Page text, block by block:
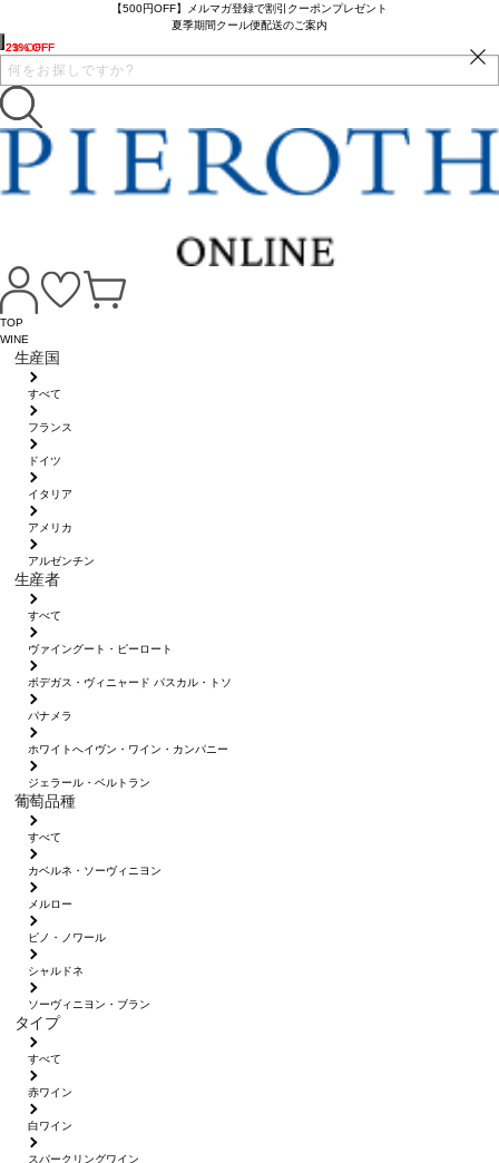
【500円OFF】メルマガ登録で割引クーポンプレゼント
夏季期間クール便配送のご案内
TOP
WINE
生産国
すべて
フランス
ドイツ
イタリア
アメリカ
アルゼンチン
生産者
すべて
ヴァイングート・ピーロート
ボデガス・ヴィニャード パスカル・トソ
パナメラ
ホワイトへイヴン・ワイン・カンパニー
ジェラール・ベルトラン
葡萄品種
すべて
カベルネ・ソーヴィニヨン
メルロー
ピノ・ノワール
シャルドネ
ソーヴィニヨン・ブラン
タイプ
すべて
赤ワイン
白ワイン
スパークリングワイン
23% OFF
21% OFF
2% OFF